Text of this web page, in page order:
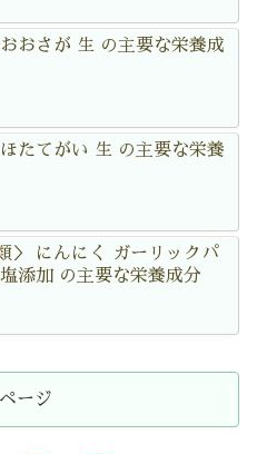
おおさが 生 の主要な栄養成
ほたてがい 生 の主要な栄養
＞ にんにく ガーリックパ
添加 の主要な栄養成分
ージ